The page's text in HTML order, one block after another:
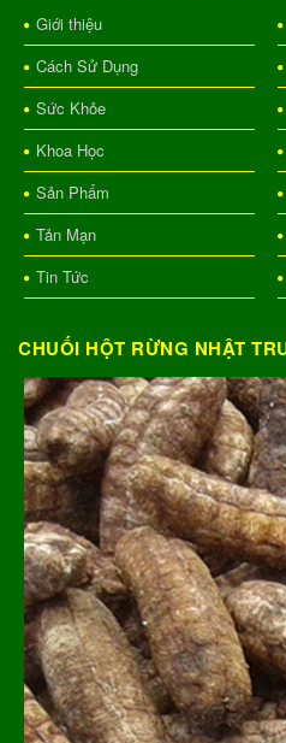
Giới thiệu
Cách Sử Dụng
Sức Khỏe
Khoa Học
Sản Phẩm
Tản Mạn
Tin Tức
CHUỐI HỘT RỪNG NHẬT